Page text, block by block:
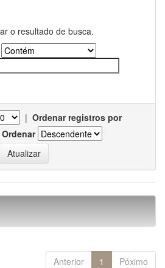
o resultado de busca.
| Ordenar registros por
Ordenar
Anterior 1 Póximo